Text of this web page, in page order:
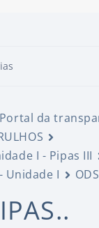
Portal da
I - Pipas III
Unidade I
ODS